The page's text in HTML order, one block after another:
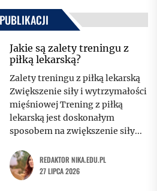
Jakie są zalety treningu z
piłką lekarską?
Zalety treningu z piłką lekarską
Zwiększenie siły i wytrzymałości
mięśniowej Trening z piłką
lekarską jest doskonałym
sposobem na zwiększenie siły...
REDAKTOR NIKA.EDU.PL
27 LIPCA 2026